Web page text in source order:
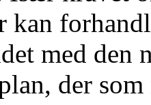
kan
med den
der